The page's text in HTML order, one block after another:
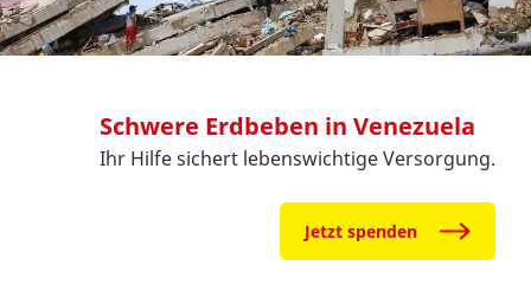
Schwere Erdbeben in Venezuela
Ihr Hilfe sichert lebenswichtige Versorgung.
Jetzt spenden